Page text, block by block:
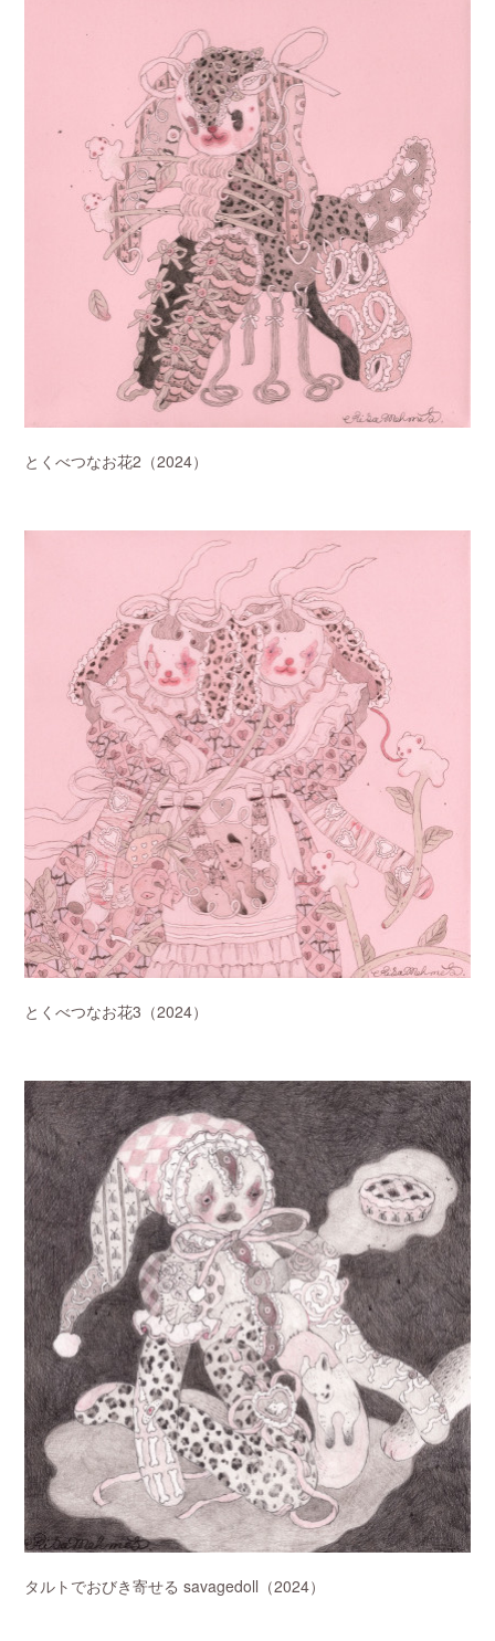
とくべつなお花2（2024）
とくべつなお花3（2024）
タルトでおびき寄せる savagedoll（2024）